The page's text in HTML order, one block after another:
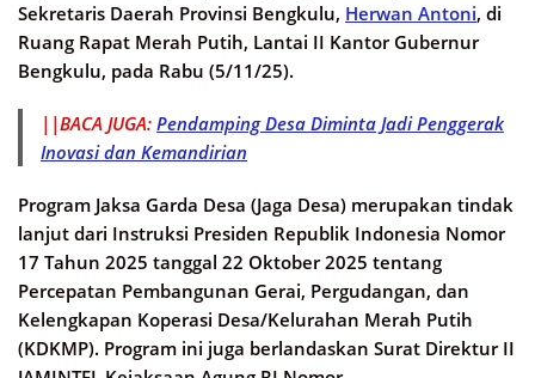
Sekretaris Daerah Provinsi Bengkulu, Herwan Antoni, di
Ruang Rapat Merah Putih, Lantai II Kantor Gubernur
Bengkulu, pada Rabu (5/11/25).
||BACA JUGA: Pendamping Desa Diminta Jadi Penggerak
Inovasi dan Kemandirian
Program Jaksa Garda Desa (Jaga Desa) merupakan tindak
lanjut dari Instruksi Presiden Republik Indonesia Nomor
17 Tahun 2025 tanggal 22 Oktober 2025 tentang
Percepatan Pembangunan Gerai, Pergudangan, dan
Kelengkapan Koperasi Desa/Kelurahan Merah Putih
(KDKMP). Program ini juga berlandaskan Surat Direktur II